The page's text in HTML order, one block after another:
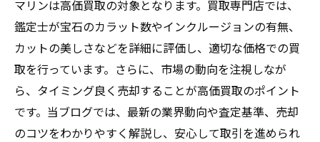
マリンは高価買取の対象となります。買取専門店では、
鑑定士が宝石のカラット数やインクルージョンの有無、
カットの美しさなどを詳細に評価し、適切な価格での買
取を行っています。さらに、市場の動向を注視しなが
ら、タイミング良く売却することが高価買取のポイント
です。当ブログでは、最新の業界動向や査定基準、売却
のコツをわかりやすく解説し、安心して取引を進められ